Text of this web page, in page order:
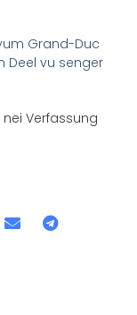
Grand-Duc
Deel vu senger
Verfassung